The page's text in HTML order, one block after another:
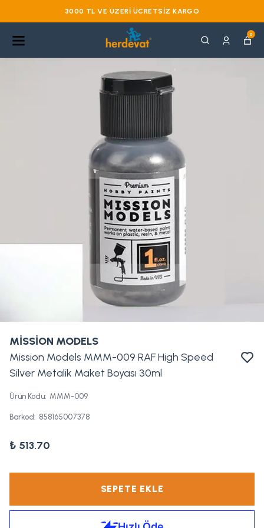
3000 TL VE ÜZERI ÜCRETSIZ KARGO
0
MİSSİON MODELS
Mission Models MMM-009 RAF High Speed
Silver Metalik Maket Boyası 30ml
Ürün Kodu: MMM-009
Barkod: 858165007378
₺ 513.70
SEPETE EKLE